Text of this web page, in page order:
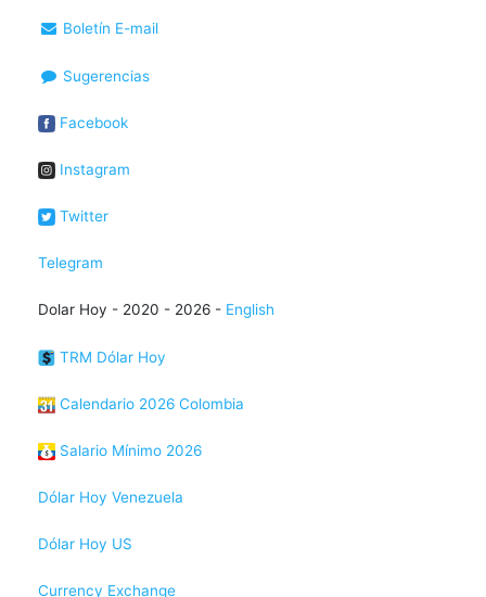
Boletín E-mail
Sugerencias
Facebook
Instagram
Twitter
Telegram
Dolar Hoy - 2020 - 2026 - English
TRM Dólar Hoy
Calendario 2026 Colombia
Salario Mínimo 2026
Dólar Hoy Venezuela
Dólar Hoy US
Currency Exchange